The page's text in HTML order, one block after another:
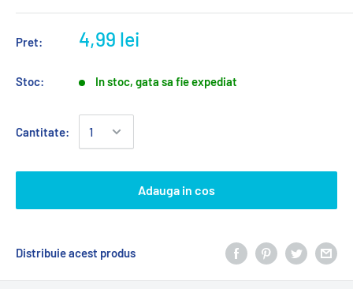
Pret: 4,99 lei
Stoc: In stoc, gata sa fie expediat
Cantitate:
Adauga in cos
Distribuie acest produs